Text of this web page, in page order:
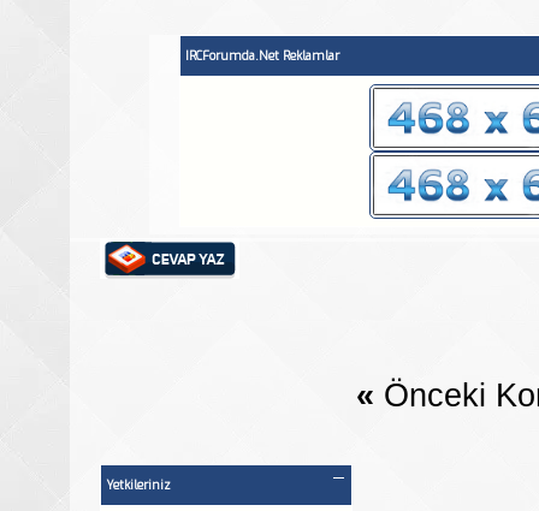
IRCForumda.Net Reklamlar
« Önceki
Yetkileriniz